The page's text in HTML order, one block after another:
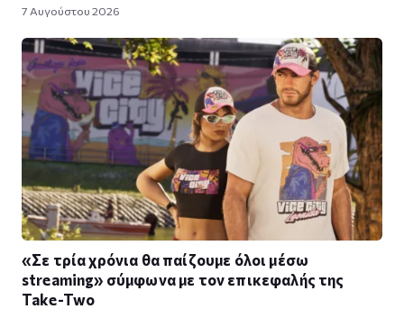
7 Αυγούστου 2026
«Σε τρία χρόνια θα παίζουμε όλοι μέσω
streaming» σύμφωνα με τον επικεφαλής της
Take-Two